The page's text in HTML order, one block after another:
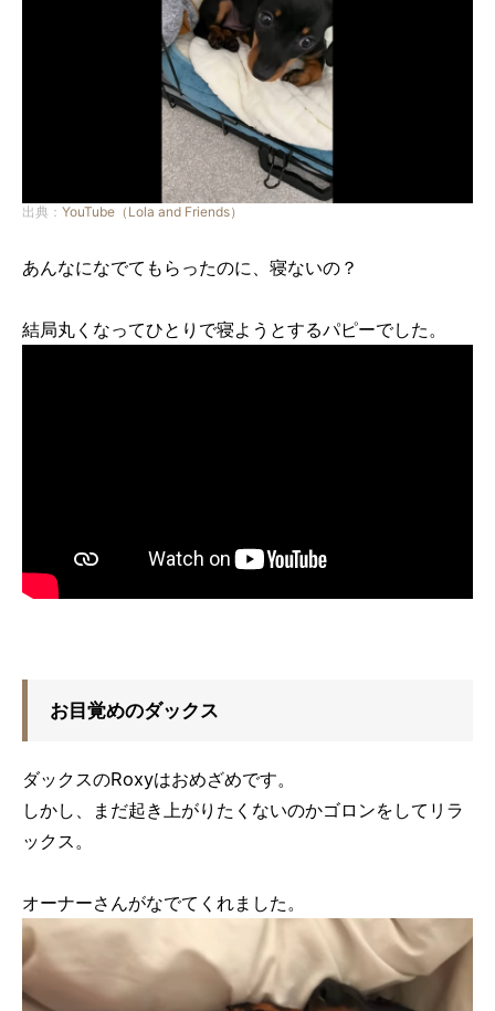
出典： YouTube（Lola and Friends）
あんなになでてもらったのに、寝ないの？
結局丸くなってひとりで寝ようとするパピーでした。
お目覚めのダックス
ダックスのRoxyはおめざめです。
しかし、まだ起き上がりたくないのかゴロンをしてリラ
ックス。
オーナーさんがなでてくれました。